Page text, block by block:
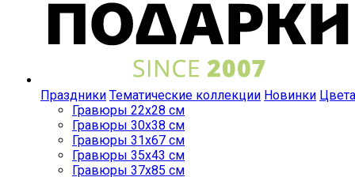
Праздники Тематические коллекции Новинки Цвета
Гравюры 22x28 см
Гравюры 30x38 см
Гравюры 31x67 см
Гравюры 35x43 см
Гравюры 37x85 см